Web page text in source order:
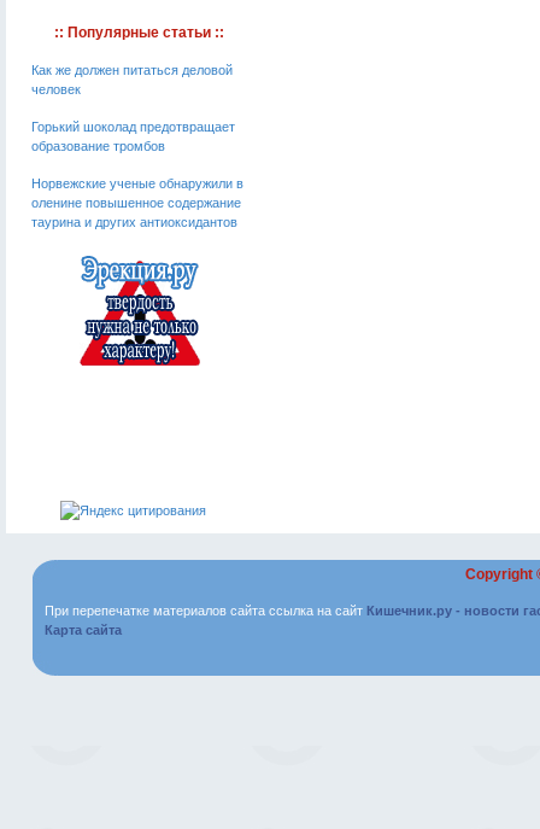
:: Популярные статьи ::
Как же должен питаться деловой
человек
Горький шоколад предотвращает
образование тромбов
Норвежские ученые обнаружили в
оленине повышенное содержание
таурина и других антиоксидантов
Copyright
При перепечатке материалов сайта ссылка на сайт Кишечник.ру - новости
Карта сайта